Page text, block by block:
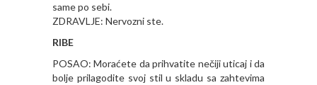
same po sebi.
ZDRAVLJE: Nervozni ste.
RIBE
POSAO: Moraćete da prihvatite nečiji uticaj i da
bolje prilagodite svoj stil u skladu sa zahtevima